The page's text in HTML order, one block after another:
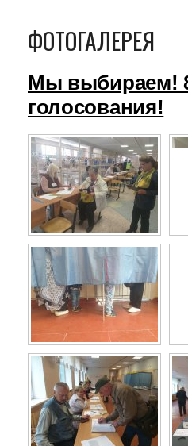
ФОТОГАЛЕРЕЯ
Мы выбираем!
голосования!